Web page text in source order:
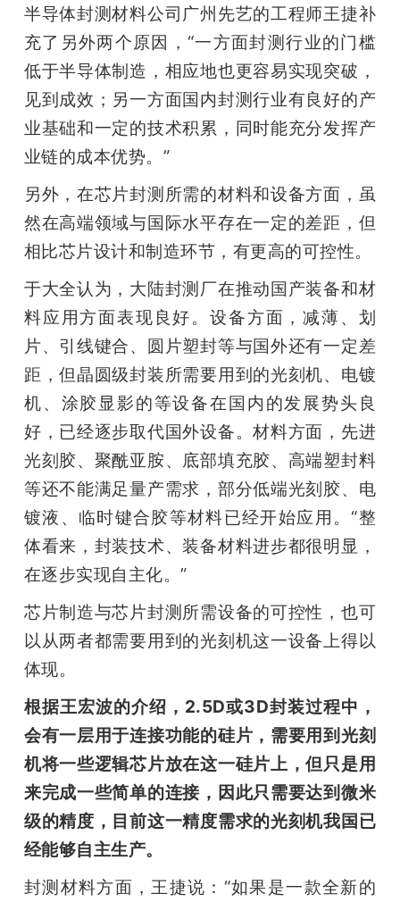
半导体封测材料公司广州先艺的工程师王捷补
充了另外两个原因，“一方面封测行业的门槛
低于半导体制造，相应地也更容易实现突破，
见到成效；另一方面国内封测行业有良好的产
业基础和一定的技术积累，同时能充分发挥产
业链的成本优势。”
另外，在芯片封测所需的材料和设备方面，虽
然在高端领域与国际水平存在一定的差距，但
相比芯片设计和制造环节，有更高的可控性。
于大全认为，大陆封测厂在推动国产装备和材
料应用方面表现良好。设备方面，减薄、划
片、引线键合、圆片塑封等与国外还有一定差
距，但晶圆级封装所需要用到的光刻机、电镀
机、涂胶显影的等设备在国内的发展势头良
好，已经逐步取代国外设备。材料方面，先进
光刻胶、聚酰亚胺、底部填充胶、高端塑封料
等还不能满足量产需求，部分低端光刻胶、电
镀液、临时键合胶等材料已经开始应用。“整
体看来，封装技术、装备材料进步都很明显，
在逐步实现自主化。”
芯片制造与芯片封测所需设备的可控性，也可
以从两者都需要用到的光刻机这一设备上得以
体现。
根据王宏波的介绍，2.5D或3D封装过程中，
会有一层用于连接功能的硅片，需要用到光刻
机将一些逻辑芯片放在这一硅片上，但只是用
来完成一些简单的连接，因此只需要达到微米
级的精度，目前这一精度需求的光刻机我国已
经能够自主生产。
封测材料方面，王捷说：“如果是一款全新的